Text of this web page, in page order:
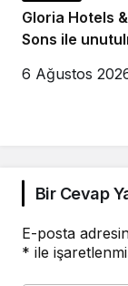
Gloria Hotels
Sons ile
6 Ağustos
Bir Cevap
E-posta
* ile